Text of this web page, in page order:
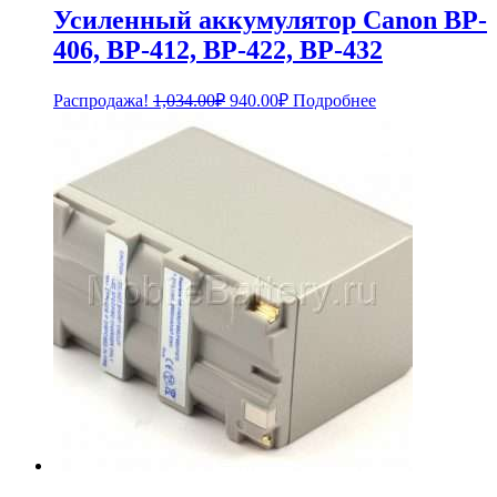
Усиленный аккумулятор Canon BP-
406, BP-412, BP-422, BP-432
Распродажа! 1,034.00₽ Первоначальная
1,034.00₽.
940.00₽Текущая
цена:
Подробнее